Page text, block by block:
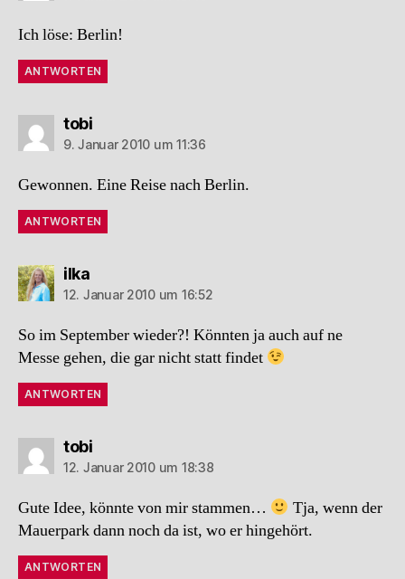
Ich löse: Berlin!
ANTWORTEN
tobisagt:
9. Januar 2010 um 11:36
Gewonnen. Eine Reise nach Berlin.
ANTWORTEN
ilkasagt:
12. Januar 2010 um 16:52
So im September wieder?! Könnten ja auch auf ne
Messe gehen, die gar nicht statt findet
ANTWORTEN
tobisagt:
12. Januar 2010 um 18:38
Gute Idee, könnte von mir stammen…
Tja, wenn der
Mauerpark dann noch da ist, wo er hingehört.
ANTWORTEN